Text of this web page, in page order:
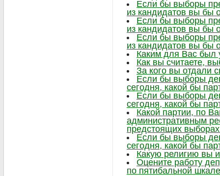
Если бы выборы
из кандидатов вы бы
Если бы выборы
из кандидатов вы бы
Если бы выборы
из кандидатов вы бы
Каким для Вас был
Как вы считаете,
За кого вы отдали
Если бы выборы
сегодня, какой бы
Если бы выборы
сегодня, какой бы
Какой партии, по
административным
предстоящих
Если бы выборы
сегодня, какой бы
Какую религию вы
Оцените работу
по пятибальной шкале